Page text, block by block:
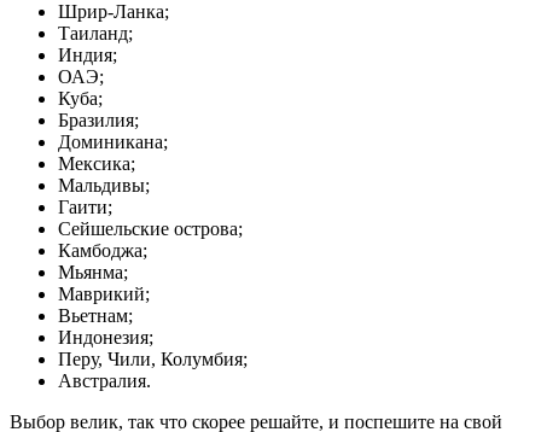
Шрир-Ланка;
Таиланд;
Индия;
ОАЭ;
Куба;
Бразилия;
Доминикана;
Мексика;
Мальдивы;
Гаити;
Сейшельские острова;
Камбоджа;
Мьянма;
Маврикий;
Вьетнам;
Индонезия;
Перу, Чили, Колумбия;
Австралия.
Выбор велик, так что скорее решайте, и поспешите на свой